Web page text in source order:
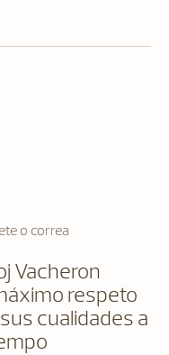
o correa
Vacheron
respeto
cualidades a